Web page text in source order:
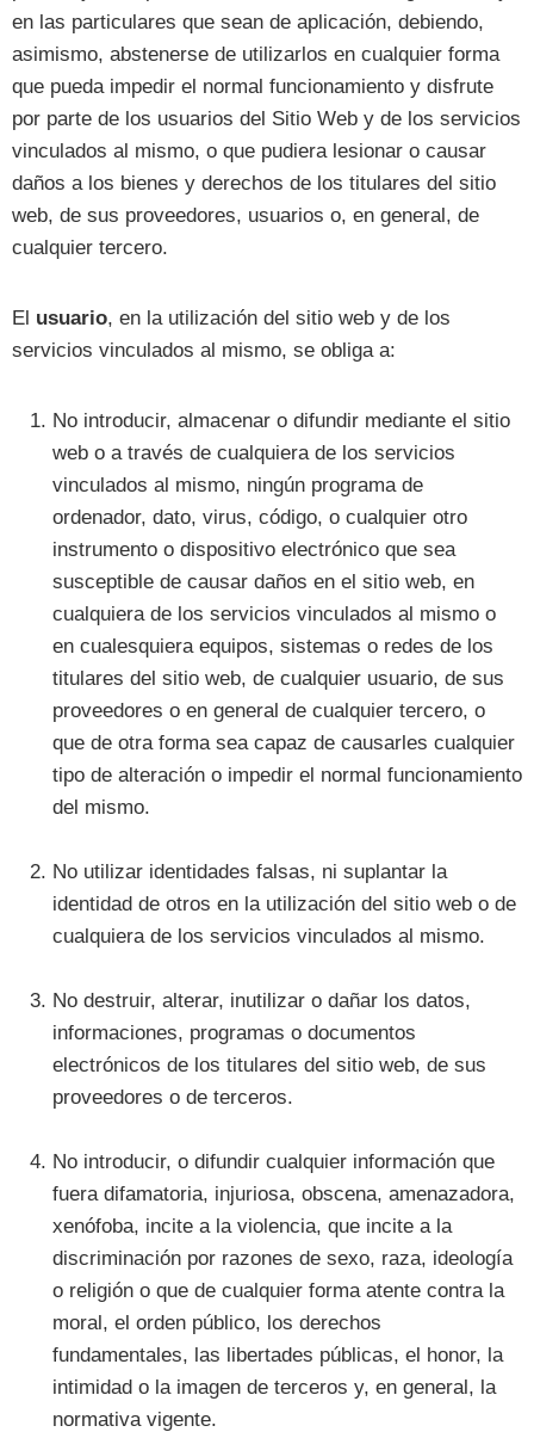
en las particulares que sean de aplicación, debiendo,
asimismo, abstenerse de utilizarlos en cualquier forma
que pueda impedir el normal funcionamiento y disfrute
por parte de los usuarios del Sitio Web y de los servicios
vinculados al mismo, o que pudiera lesionar o causar
daños a los bienes y derechos de los titulares del sitio
web, de sus proveedores, usuarios o, en general, de
cualquier tercero.
El usuario, en la utilización del sitio web y de los
servicios vinculados al mismo, se obliga a:
No introducir, almacenar o difundir mediante el sitio
web o a través de cualquiera de los servicios
vinculados al mismo, ningún programa de
ordenador, dato, virus, código, o cualquier otro
instrumento o dispositivo electrónico que sea
susceptible de causar daños en el sitio web, en
cualquiera de los servicios vinculados al mismo o
en cualesquiera equipos, sistemas o redes de los
titulares del sitio web, de cualquier usuario, de sus
proveedores o en general de cualquier tercero, o
que de otra forma sea capaz de causarles cualquier
tipo de alteración o impedir el normal funcionamiento
del mismo.
No utilizar identidades falsas, ni suplantar la
identidad de otros en la utilización del sitio web o de
cualquiera de los servicios vinculados al mismo.
No destruir, alterar, inutilizar o dañar los datos,
informaciones, programas o documentos
electrónicos de los titulares del sitio web, de sus
proveedores o de terceros.
No introducir, o difundir cualquier información que
fuera difamatoria, injuriosa, obscena, amenazadora,
xenófoba, incite a la violencia, que incite a la
discriminación por razones de sexo, raza, ideología
o religión o que de cualquier forma atente contra la
moral, el orden público, los derechos
fundamentales, las libertades públicas, el honor, la
intimidad o la imagen de terceros y, en general, la
normativa vigente.